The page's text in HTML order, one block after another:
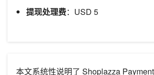
提现处理费：USD 5
本文系统性说明了 Shoplazza